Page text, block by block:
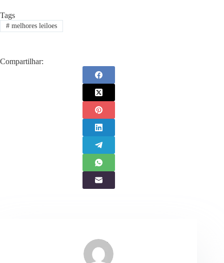
Tags
#melhores leiloes
Compartilhar: